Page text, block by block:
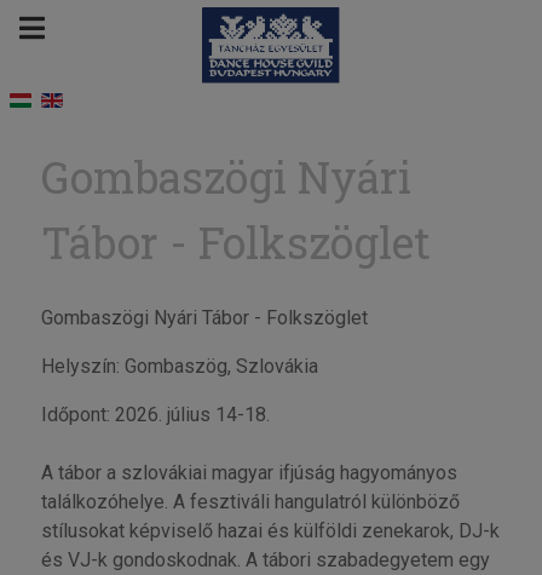
Gombaszögi Nyári
Tábor - Folkszöglet
Gombaszögi Nyári Tábor - Folkszöglet
Helyszín: Gombaszög, Szlovákia
Időpont: 2026. július 14-18.
A tábor a szlovákiai magyar ifjúság hagyományos
találkozóhelye. A fesztiváli hangulatról különböző
stílusokat képviselő hazai és külföldi zenekarok, DJ-k
és VJ-k gondoskodnak. A tábori szabadegyetem egy